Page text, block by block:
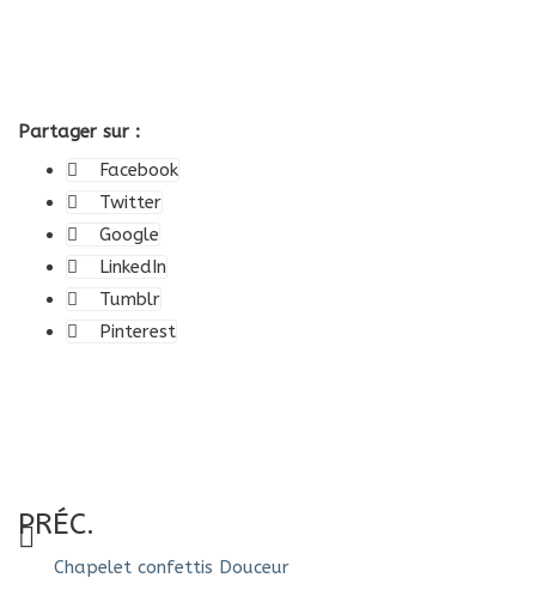
Partager sur :
Facebook
Twitter
Google
LinkedIn
Tumblr
Pinterest
PRÉC.
Chapelet confettis Douceur